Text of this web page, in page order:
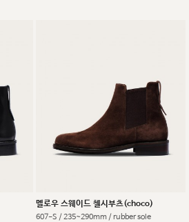
멜로우 스웨이드 첼시부츠(choco)
607-S / 235~290mm / rubber sole